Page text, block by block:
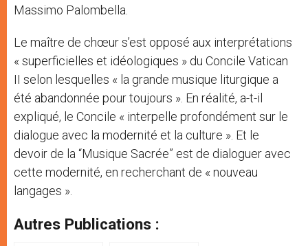
Massimo Palombella.
Le maître de chœur s’est opposé aux interprétations
« superficielles et idéologiques » du Concile Vatican
II selon lesquelles « la grande musique liturgique a
été abandonnée pour toujours ». En réalité, a-t-il
expliqué, le Concile « interpelle profondément sur le
dialogue avec la modernité et la culture ». Et le
devoir de la “Musique Sacrée” est de dialoguer avec
cette modernité, en recherchant de « nouveau
langages ».
Autres Publications :